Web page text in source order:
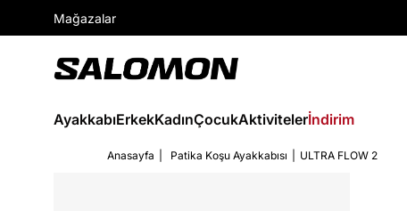
Mağazalar
AyakkabıErkekKadınÇocukAktivitelerİndirim
Anasayfa Patika Koşu Ayakkabısı ULTRA FLOW 2